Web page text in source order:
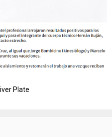
Plate